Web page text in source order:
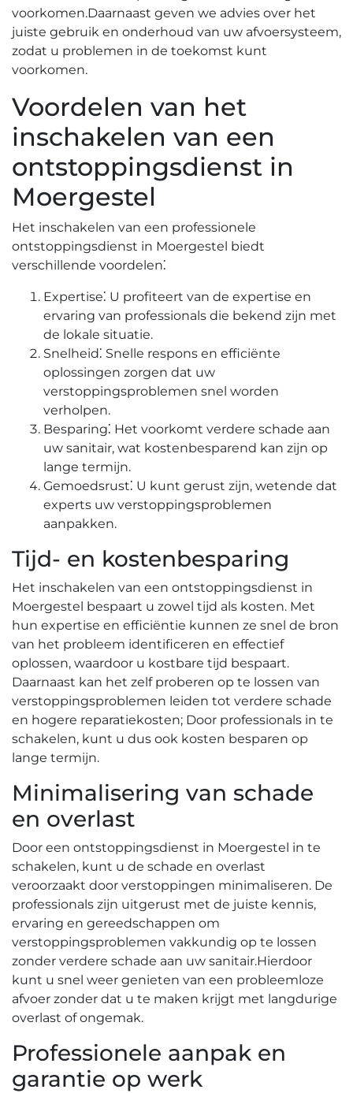
voorkomen.​ Daarnaast geven we advies over het
juiste gebruik en onderhoud van uw afvoersysteem,
zodat u problemen in de toekomst kunt
voorkomen.​
Voordelen van het
inschakelen van een
ontstoppingsdienst in
Moergestel
Het inschakelen van een professionele
ontstoppingsdienst in Moergestel biedt
verschillende voordelen⁚
Expertise⁚ U profiteert van de expertise en
ervaring van professionals die bekend zijn met
de lokale situatie.​
Snelheid⁚ Snelle respons en efficiënte
oplossingen zorgen dat uw
verstoppingsproblemen snel worden
verholpen.​
Besparing⁚ Het voorkomt verdere schade aan
uw sanitair, wat kostenbesparend kan zijn op
lange termijn.
Gemoedsrust⁚ U kunt gerust zijn, wetende dat
experts uw verstoppingsproblemen
aanpakken.​
Tijd- en kostenbesparing
Het inschakelen van een ontstoppingsdienst in
Moergestel bespaart u zowel tijd als kosten. Met
hun expertise en efficiëntie kunnen ze snel de bron
van het probleem identificeren en effectief
oplossen, waardoor u kostbare tijd bespaart.​
Daarnaast kan het zelf proberen op te lossen van
verstoppingsproblemen leiden tot verdere schade
en hogere reparatiekosten; Door professionals in te
schakelen, kunt u dus ook kosten besparen op
lange termijn.​
Minimalisering van schade
en overlast
Door een ontstoppingsdienst in Moergestel in te
schakelen, kunt u de schade en overlast
veroorzaakt door verstoppingen minimaliseren. De
professionals zijn uitgerust met de juiste kennis,
ervaring en gereedschappen om
verstoppingsproblemen vakkundig op te lossen
zonder verdere schade aan uw sanitair.​ Hierdoor
kunt u snel weer genieten van een probleemloze
afvoer zonder dat u te maken krijgt met langdurige
overlast of ongemak.​
Professionele aanpak en
garantie op werk